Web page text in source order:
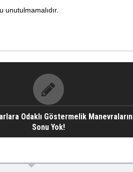
Odaklı Göstermelik Manevraların
Sonu Yok!